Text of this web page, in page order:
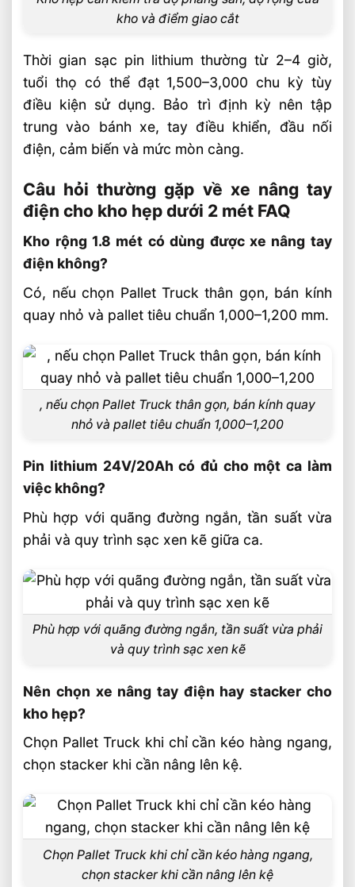
kho và điểm giao cắt
Thời gian sạc pin lithium thường từ 2–4 giờ,
tuổi thọ có thể đạt 1,500–3,000 chu kỳ tùy
điều kiện sử dụng. Bảo trì định kỳ nên tập
trung vào bánh xe, tay điều khiển, đầu nối
điện, cảm biến và mức mòn càng.
Câu hỏi thường gặp về xe nâng tay
điện cho kho hẹp dưới 2 mét FAQ
Kho rộng 1.8 mét có dùng được xe nâng tay
điện không?
Có, nếu chọn Pallet Truck thân gọn, bán kính
quay nhỏ và pallet tiêu chuẩn 1,000–1,200 mm.
, nếu chọn Pallet Truck thân gọn, bán kính quay
nhỏ và pallet tiêu chuẩn 1,000–1,200
Pin lithium 24V/20Ah có đủ cho một ca làm
việc không?
Phù hợp với quãng đường ngắn, tần suất vừa
phải và quy trình sạc xen kẽ giữa ca.
Phù hợp với quãng đường ngắn, tần suất vừa phải
và quy trình sạc xen kẽ
Nên chọn xe nâng tay điện hay stacker cho
kho hẹp?
Chọn Pallet Truck khi chỉ cần kéo hàng ngang,
chọn stacker khi cần nâng lên kệ.
Chọn Pallet Truck khi chỉ cần kéo hàng ngang,
chọn stacker khi cần nâng lên kệ